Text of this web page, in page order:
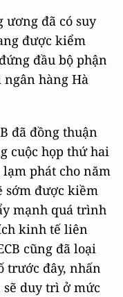
ương đã có suy
được kiểm
đầu bộ phận
hàng Hà
đã đồng thuận
cuộc họp thứ hai
phát cho năm
sớm được kiềm
mạnh quá trình
kinh tế liên
cũng đã loại
trước đây, nhấn
duy trì ở mức